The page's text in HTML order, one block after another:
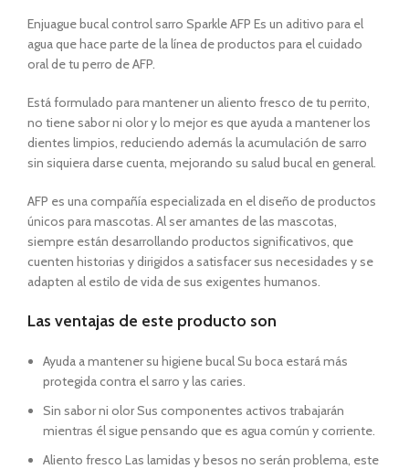
Enjuague bucal control sarro Sparkle AFP Es un aditivo para el
agua que hace parte de la línea de productos para el cuidado
oral de tu perro de AFP.
Está formulado para mantener un aliento fresco de tu perrito,
no tiene sabor ni olor y lo mejor es que ayuda a mantener los
dientes limpios, reduciendo además la acumulación de sarro
sin siquiera darse cuenta, mejorando su salud bucal en general.
AFP es una compañía especializada en el diseño de productos
únicos para mascotas. Al ser amantes de las mascotas,
siempre están desarrollando productos significativos, que
cuenten historias y dirigidos a satisfacer sus necesidades y se
adapten al estilo de vida de sus exigentes humanos.
Las ventajas de este producto son
Ayuda a mantener su higiene bucal Su boca estará más
protegida contra el sarro y las caries.
Sin sabor ni olor Sus componentes activos trabajarán
mientras él sigue pensando que es agua común y corriente.
Aliento fresco Las lamidas y besos no serán problema, este